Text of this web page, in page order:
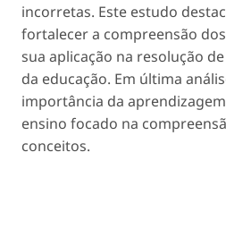
incorretas. Este estudo
fortalecer a compreensão
sua aplicação na resolução
da educação. Em última
importância da
ensino focado na
conceitos.